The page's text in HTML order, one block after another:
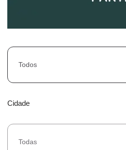
Todos
Cidade
Todas